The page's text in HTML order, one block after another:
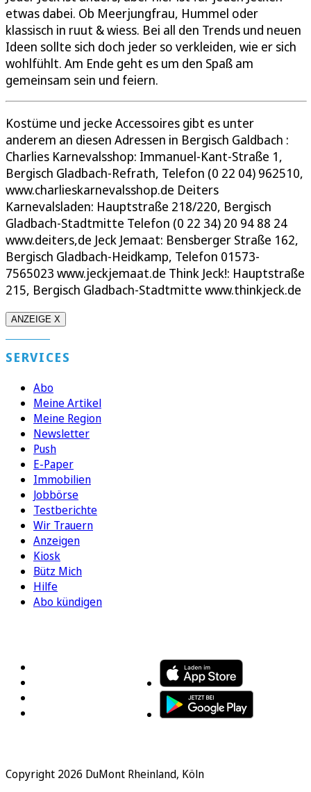
etwas dabei. Ob Meerjungfrau, Hummel oder
klassisch in ruut & wiess. Bei all den Trends und neuen
Ideen sollte sich doch jeder so verkleiden, wie er sich
wohlfühlt. Am Ende geht es um den Spaß am
gemeinsam sein und feiern.
Kostüme und jecke Accessoires gibt es unter
anderem an diesen Adressen in Bergisch Galdbach :
Charlies Karnevalsshop: Immanuel-Kant-Straße 1,
Bergisch Gladbach-Refrath, Telefon (0 22 04) 962510,
www.charlieskarnevalsshop.de Deiters
Karnevalsladen: Hauptstraße 218/220, Bergisch
Gladbach-Stadtmitte Telefon (0 22 34) 20 94 88 24
www.deiters,de Jeck Jemaat: Bensberger Straße 162,
Bergisch Gladbach-Heidkamp, Telefon 01573-
7565023 www.jeckjemaat.de Think Jeck!: Hauptstraße
215, Bergisch Gladbach-Stadtmitte www.thinkjeck.de
ANZEIGE X
SERVICES
Abo
Meine Artikel
Meine Region
Newsletter
Push
E-Paper
Immobilien
Jobbörse
Testberichte
Wir Trauern
Anzeigen
Kiosk
Bütz Mich
Hilfe
Abo kündigen
Copyright 2026 DuMont Rheinland, Köln